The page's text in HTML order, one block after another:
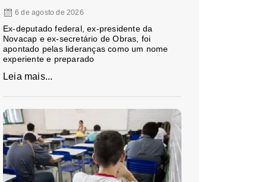
6 de agosto de 2026
Ex-deputado federal, ex-presidente da
Novacap e ex-secretário de Obras, foi
apontado pelas lideranças como um nome
experiente e preparado
Leia mais...